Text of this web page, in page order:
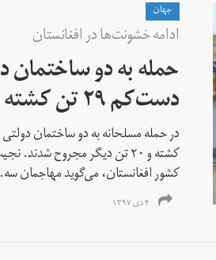
جهان
ادامه خشونت‌ها در افغانستان
حمله به دو ساختمان
دست‌کم ۲۹ تن کشته و ۲۰ تن مجروح
کشته و ۲۰ تن دیگر مجروح
کشور افغانستان، می‌گوید مهاجمان
۴ دی ۱۳۹۷